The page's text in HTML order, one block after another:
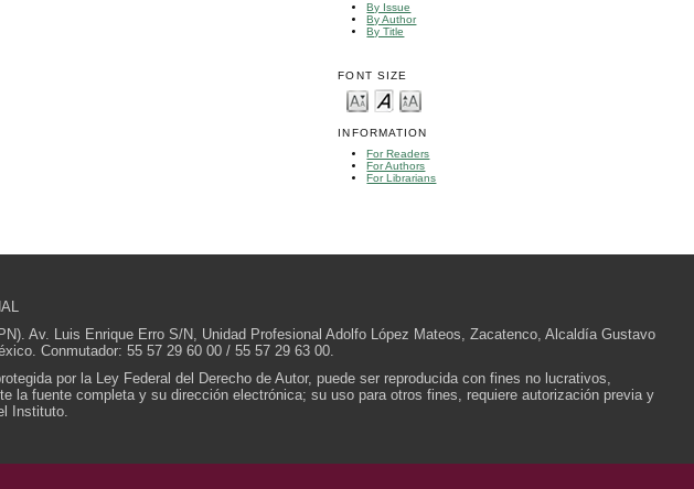
By Issue
By Author
By Title
FONT SIZE
INFORMATION
For Readers
For Authors
For Librarians
Av. Luis Enrique Erro S/N, Unidad Profesional Adolfo López Mateos, Zacatenco, Alcaldía Gustavo
Conmutador: 55 57 29 60 00 / 55 57 29 63 00.
por la Ley Federal del Derecho de Autor, puede ser reproducida con fines no lucrativos,
la fuente completa y su dirección electrónica; su uso para otros fines, requiere autorización previa y
Instituto.